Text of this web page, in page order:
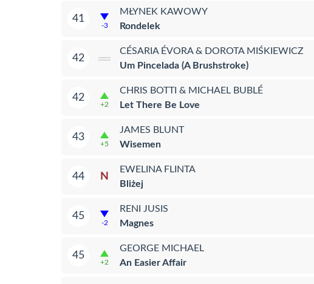
41
-3
MŁYNEK KAWOWY
Rondelek
42
CÉSARIA ÉVORA & DOROTA MIŚKIEWICZ
Um Pincelada (A Brushstroke)
42
+2
CHRIS BOTTI & MICHAEL BUBLÉ
Let There Be Love
43
+5
JAMES BLUNT
Wisemen
44 N
EWELINA FLINTA
Bliżej
45
-2
RENI JUSIS
Magnes
45
+2
GEORGE MICHAEL
An Easier Affair